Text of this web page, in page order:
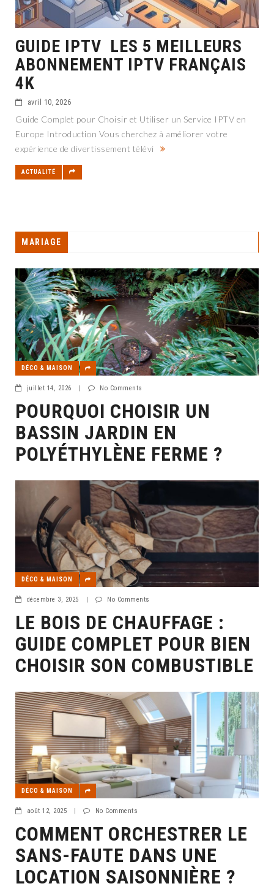
GUIDE IPTV LES 5 MEILLEURS
ABONNEMENT IPTV FRANÇAIS
4K
avril 10, 2026
Guide Complet pour Choisir et Utiliser un Service IPTV en
Europe Introduction Vous cherchez à améliorer votre
expérience de divertissement télévi
ACTUALITÉ
MARIAGE
DÉCO & MAISON
juillet 14, 2026 | No Comments
POURQUOI CHOISIR UN
BASSIN JARDIN EN
POLYÉTHYLÈNE FERME ?
DÉCO & MAISON
décembre 3, 2025 | No Comments
LE BOIS DE CHAUFFAGE :
GUIDE COMPLET POUR BIEN
CHOISIR SON COMBUSTIBLE
DÉCO & MAISON
août 12, 2025 | No Comments
COMMENT ORCHESTRER LE
SANS-FAUTE DANS UNE
LOCATION SAISONNIÈRE ?